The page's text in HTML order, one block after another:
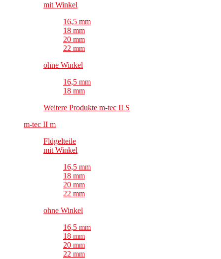
mit Winkel
16,5 mm
18 mm
20 mm
22 mm
ohne Winkel
16,5 mm
18 mm
Weitere Produkte m-tec II S
m-tec II m
Flügelteile
mit Winkel
16,5 mm
18 mm
20 mm
22 mm
ohne Winkel
16,5 mm
18 mm
20 mm
22 mm